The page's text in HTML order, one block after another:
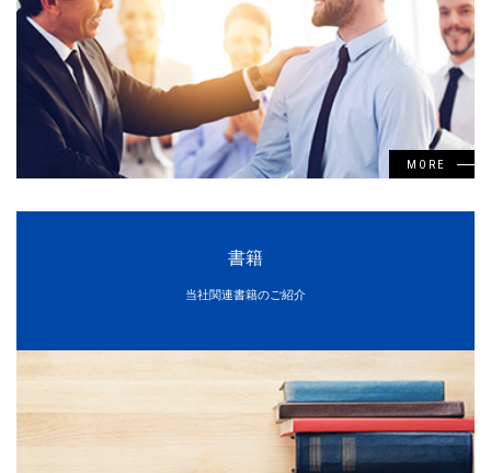
MORE
書籍
当社関連書籍のご紹介